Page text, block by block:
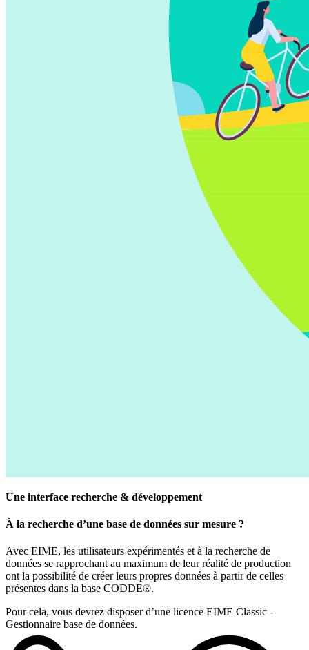
Une interface recherche & développement
À la recherche d’une base de données sur mesure ?
Avec EIME, les utilisateurs expérimentés et à la recherche de
données se rapprochant au maximum de leur réalité de production
ont la possibilité de créer leurs propres données à partir de celles
présentes dans la base CODDE®.
Pour cela, vous devrez disposer d’une licence EIME Classic -
Gestionnaire base de données.